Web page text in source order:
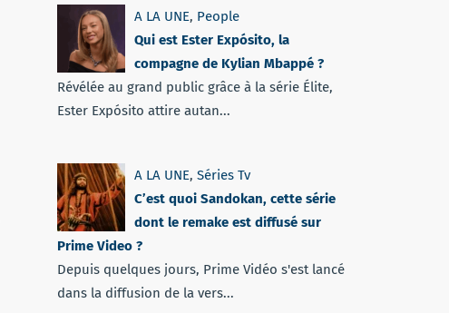
A LA UNE, People
Qui est Ester Expósito, la
compagne de Kylian Mbappé ?
Révélée au grand public grâce à la série Élite,
Ester Expósito attire autan...
A LA UNE, Séries Tv
C’est quoi Sandokan, cette série
dont le remake est diffusé sur
Prime Video ?
Depuis quelques jours, Prime Vidéo s'est lancé
dans la diffusion de la vers...